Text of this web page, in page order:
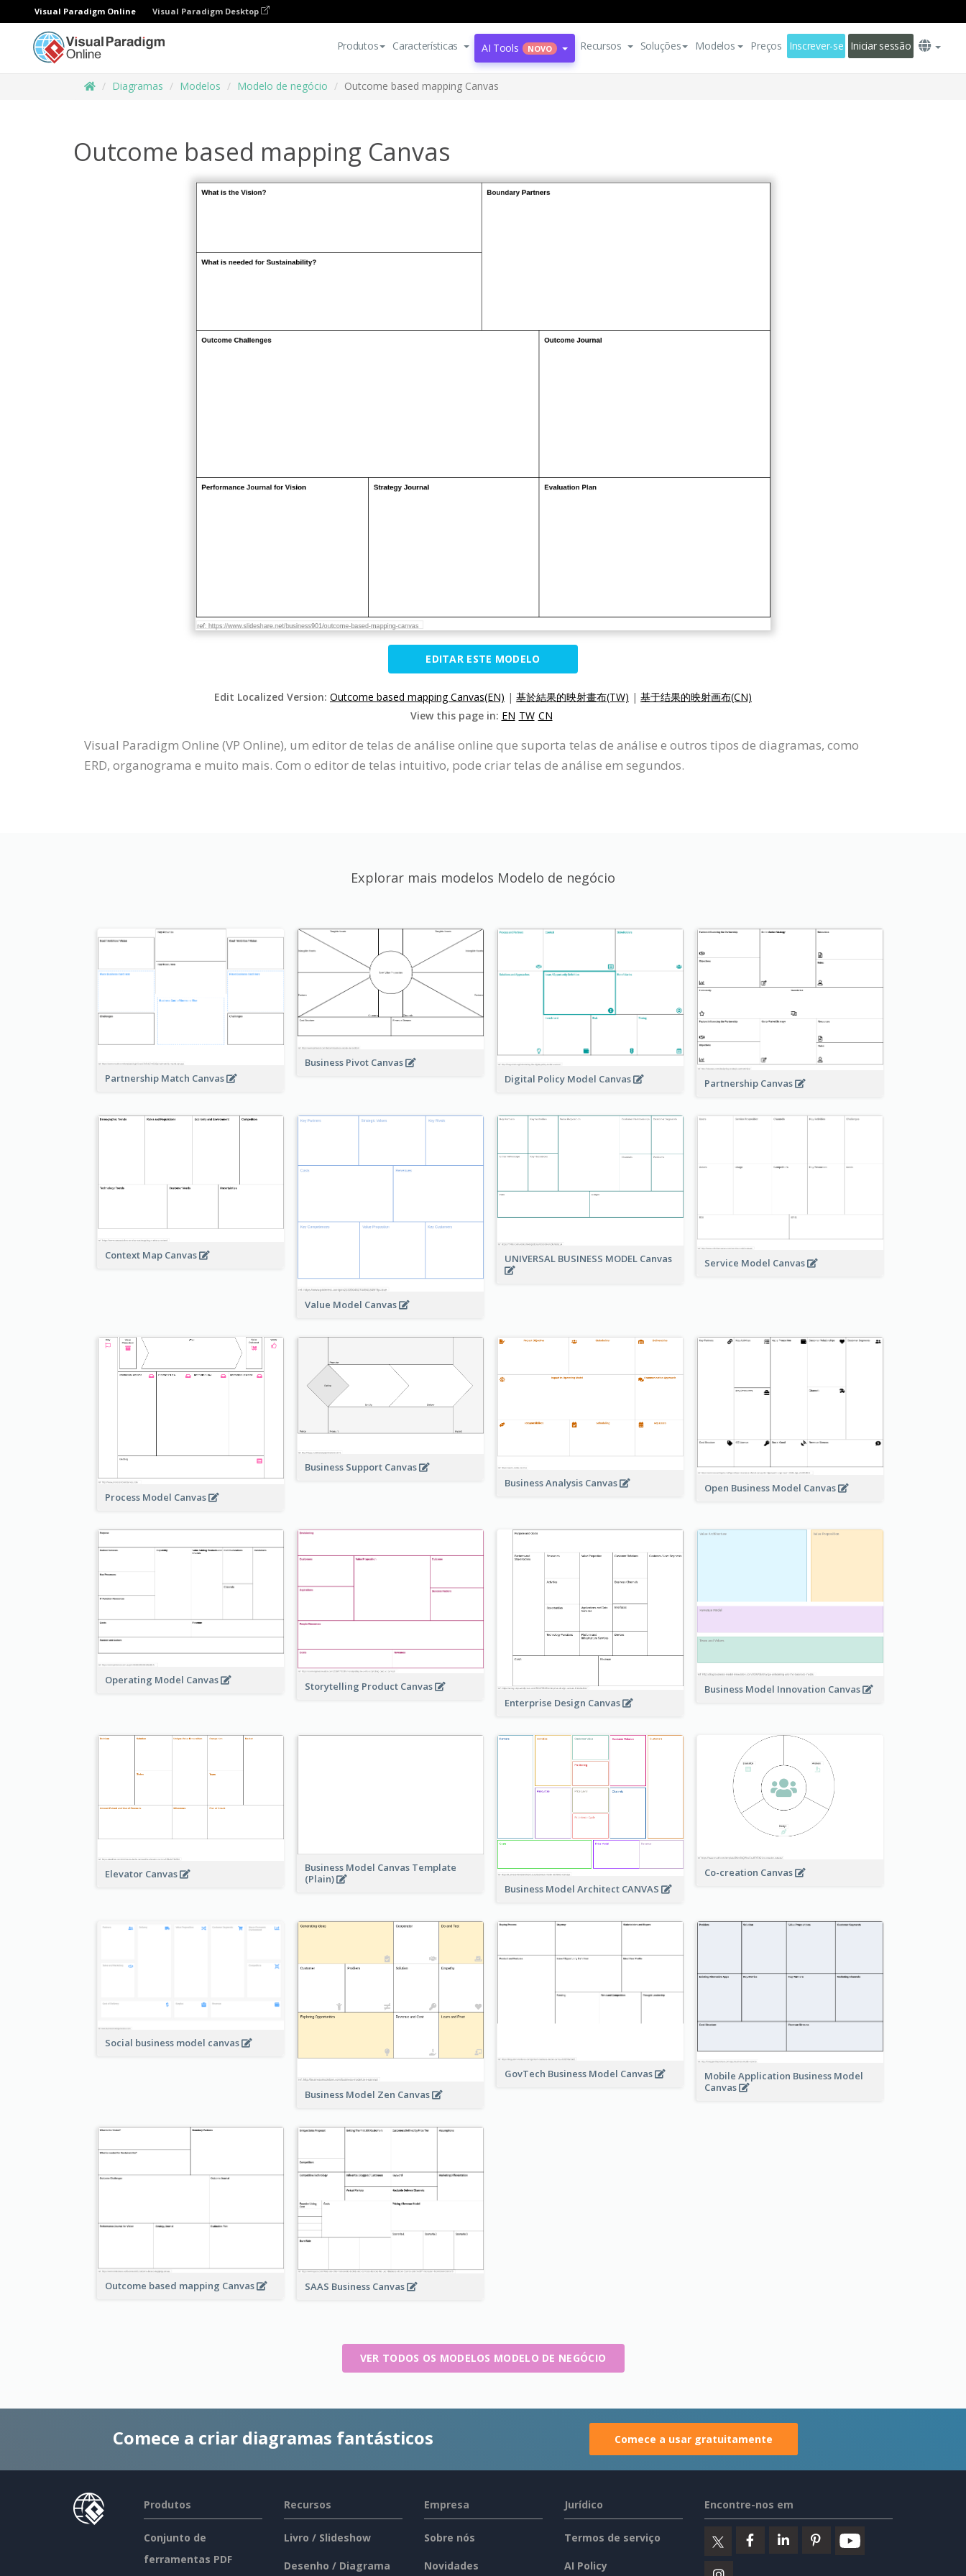
Visual Paradigm Online Visual Paradigm Desktop
Produtos Características AI Tools NOVO Recursos Soluções Modelos Preços Inscrever-se Iniciar sessão
Diagramas Modelos Modelo de negócio Outcome based mapping Canvas
Outcome based mapping Canvas
EDITAR ESTE MODELO
Edit Localized Version: Outcome based mapping Canvas(EN) | 基於結果的映射畫布(TW) | 基于结果的映射画布(CN)
View this page in: EN TW CN
Visual Paradigm Online (VP Online), um editor de telas de análise online que suporta telas de análise e outros tipos de diagramas, como
ERD, organograma e muito mais. Com o editor de telas intuitivo, pode criar telas de análise em segundos.
Explorar mais modelos Modelo de negócio
Partnership Match Canvas
Business Pivot Canvas
Digital Policy Model Canvas
Partnership Canvas
Context Map Canvas
Value Model Canvas
UNIVERSAL BUSINESS MODEL Canvas Service Model Canvas
Process Model Canvas
Business Support Canvas
Business Analysis Canvas
Open Business Model Canvas
Operating Model Canvas
Storytelling Product Canvas
Enterprise Design Canvas
Business Model Innovation Canvas
Elevator Canvas
Business Model Canvas Template
(Plain)
Business Model Architect CANVAS
Co-creation Canvas
Social business model canvas
Business Model Zen Canvas
GovTech Business Model Canvas
Mobile Application Business Model
Canvas
Outcome based mapping Canvas SAAS Business Canvas
VER TODOS OS MODELOS MODELO DE NEGÓCIO
Comece a criar diagramas fantásticos Comece a usar gratuitamente
Produtos
Conjunto de
ferramentas PDF
Recursos
Livro / Slideshow
Desenho / Diagrama
Empresa
Sobre nós
Novidades
Jurídico
Termos de serviço
AI Policy
Encontre-nos em